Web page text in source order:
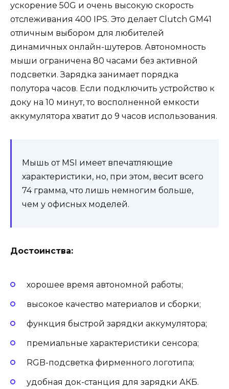
ускорение 50G и очень высокую скорость
отслеживания 400 IPS. Это делает Clutch GM41
отличным выбором для любителей
динамичных онлайн-шутеров. Автономность
мыши ограничена 80 часами без активной
подсветки. Зарядка занимает порядка
полутора часов. Если подключить устройство к
доку на 10 минут, то восполненной емкости
аккумулятора хватит до 9 часов использования.
Мышь от MSI имеет впечатляющие
характеристики, но, при этом, весит всего
74 грамма, что лишь немногим больше,
чем у офисных моделей.
Достоинства:
хорошее время автономной работы;
высокое качество материалов и сборки;
функция быстрой зарядки аккумулятора;
премиальные характеристики сенсора;
RGB-подсветка фирменного логотипа;
удобная док-станция для зарядки АКБ.